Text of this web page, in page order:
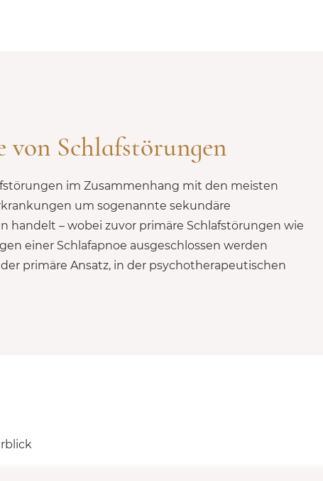
von Schlafstörungen
im Zusammenhang mit den meisten
um sogenannte sekundäre
handelt – wobei zuvor primäre Schlafstörungen wie
einer Schlafapnoe ausgeschlossen werden
primäre Ansatz, in der psychotherapeutischen
den psychischen Ursachen der Schlafstörungen
braucht es aber auch eine Psychoedukation im
ggf. auch die Einnahme von pflanzlichen
den kurzfristigen Einsatz von Schlafmittel oder